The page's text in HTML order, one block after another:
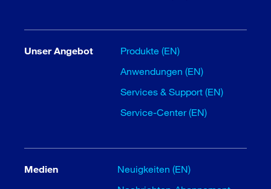
Unser Angebot
Produkte (EN)
Anwendungen (EN)
Services & Support (EN)
Service-Center (EN)
Medien
Neuigkeiten (EN)